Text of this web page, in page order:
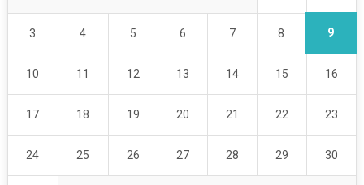
3 4 5 6 7 8 9
10 11 12 13 14 15 16
17 18 19 20 21 22 23
24 25 26 27 28 29 30